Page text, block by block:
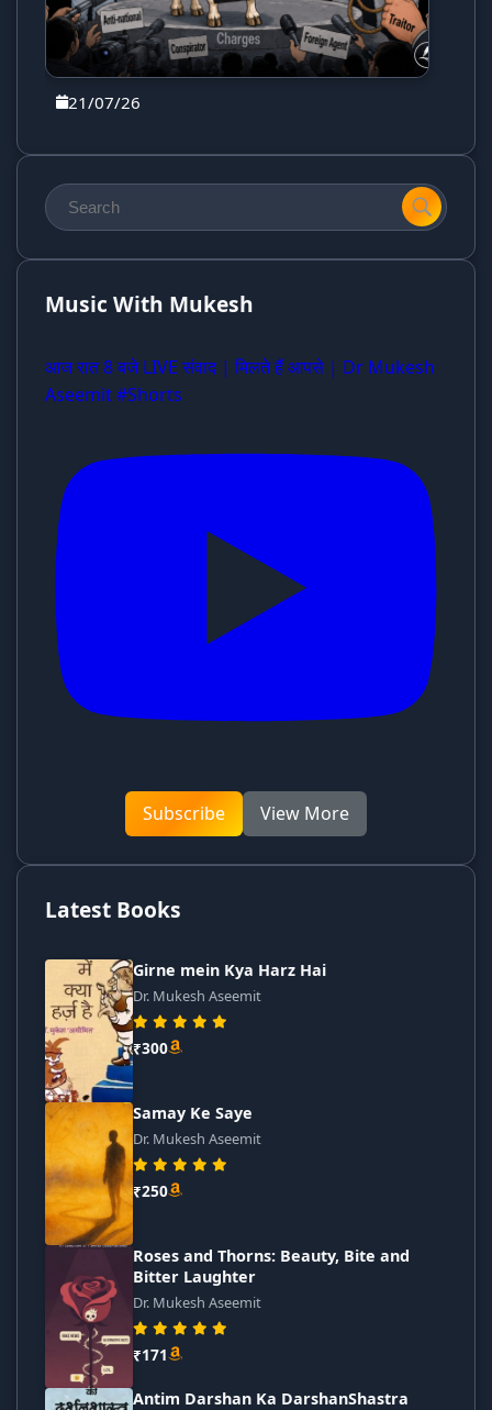
21/07/26
Music With Mukesh
आज रात 8 बजे LIVE संवाद | मिलते हैं आपसे | Dr Mukesh
Aseemit #Shorts
Subscribe View More
Latest Books
Girne mein Kya Harz Hai
Dr. Mukesh Aseemit
₹300
Samay Ke Saye
Dr. Mukesh Aseemit
₹250
Roses and Thorns: Beauty, Bite and
Bitter Laughter
Dr. Mukesh Aseemit
₹171
Antim Darshan Ka DarshanShastra